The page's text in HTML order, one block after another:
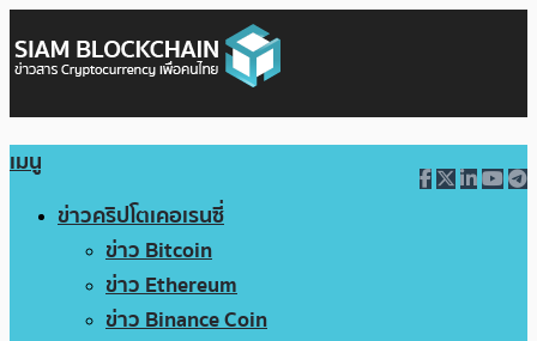
เมนู
ข่าวคริปโตเคอเรนซี่
ข่าว Bitcoin
ข่าว Ethereum
ข่าว Binance Coin